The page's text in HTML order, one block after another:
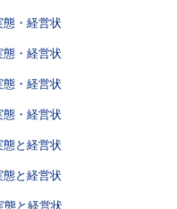
・経営状
・経営状
・経営状
・経営状
と経営状
と経営状
と経営状